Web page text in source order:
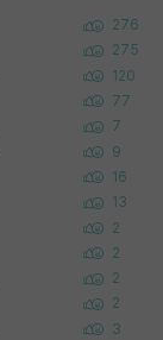
276
275
120
77
7
9
16
13
2
2
2
2
3